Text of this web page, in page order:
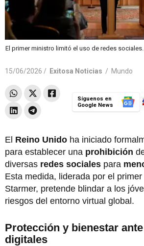
El primer ministro limitó el uso de redes sociales.
15/06/2026 / Exitosa Noticias / Mundo
Síguenos en
Google News
El Reino Unido ha iniciado
para establecer una prohibición
diversas redes sociales para
Esta medida, liderada por el
Starmer, pretende blindar a los
riesgos del entorno virtual global.
Protección y bienestar
digitales